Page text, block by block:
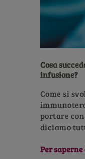
Cosa
infusione?
Come si
portare con
diciamo
Per